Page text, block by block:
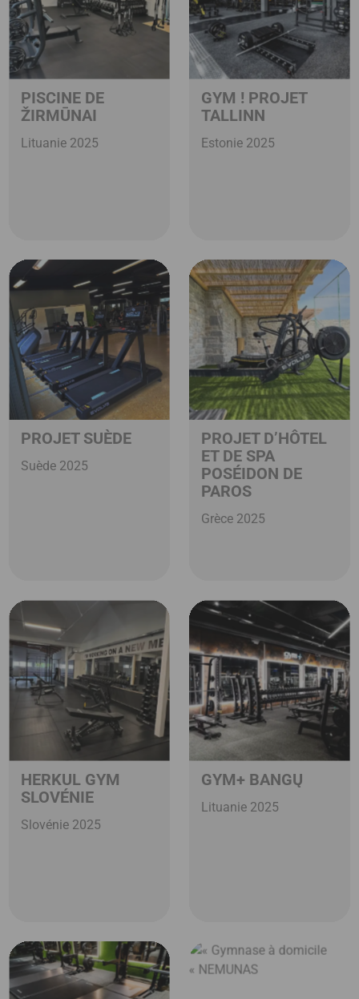
PISCINE DE
ŽIRMŪNAI
Lituanie 2025
GYM ! PROJET
TALLINN
Estonie 2025
PROJET SUÈDE
Suède 2025
PROJET D’HÔTEL
ET DE SPA
POSÉIDON DE
PAROS
Grèce 2025
HERKUL GYM
SLOVÉNIE
Slovénie 2025
GYM+ BANGŲ
Lituanie 2025